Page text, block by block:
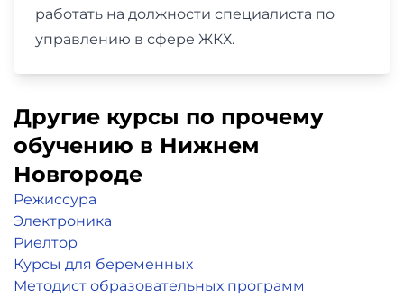
работать на должности специалиста по
управлению в сфере ЖКХ.
Другие курсы по прочему
обучению в Нижнем
Новгороде
Режиссура
Электроника
Риелтор
Курсы для беременных
Методист образовательных программ